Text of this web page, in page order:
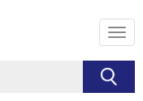
メ
ニ
ュ